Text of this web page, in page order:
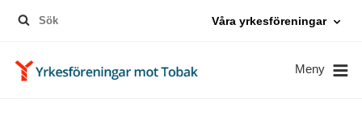
Sök
Våra yrkesföreningar
Meny